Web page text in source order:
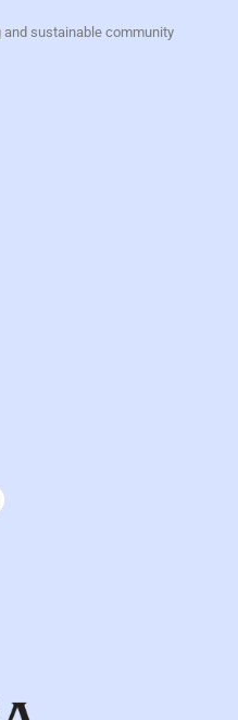
sustainable community